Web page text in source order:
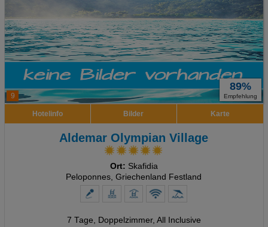
9
89%
Empfehlung
Hotelinfo Bilder Karte
Aldemar Olympian Village
Ort: Skafidia
Peloponnes, Griechenland Festland
7 Tage, Doppelzimmer, All Inclusive